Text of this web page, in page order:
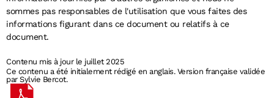
sommes pas responsables de l'utilisation que vous faites des
informations figurant dans ce document ou relatifs à ce
document.
Contenu mis à jour le juillet 2025
Ce contenu a été initialement rédigé en anglais. Version française validée
par Sylvie Bercot.